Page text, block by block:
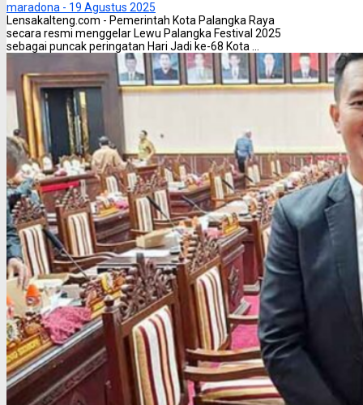
maradona - 19 Agustus 2025
Lensakalteng.com - Pemerintah Kota Palangka Raya
secara resmi menggelar Lewu Palangka Festival 2025
sebagai puncak peringatan Hari Jadi ke-68 Kota ...